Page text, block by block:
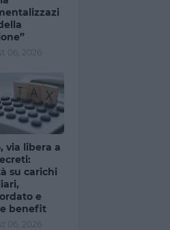
06, 2026
via libera a
su carichi
e
benefit
06, 2026